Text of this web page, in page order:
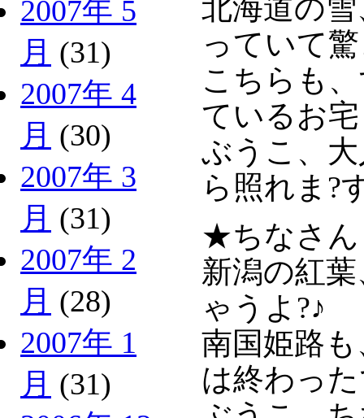
2007年 5
月 (31)
2007年 4
月 (30)
2007年 3
月 (31)
2007年 2
月 (28)
2007年 1
月 (31)
北海道の
っていて
こちらも
ているお
ぶうこ、
ら照れま?
★ちなさん
新潟の紅
ゃうよ?♪
南国姫路
は終わっ